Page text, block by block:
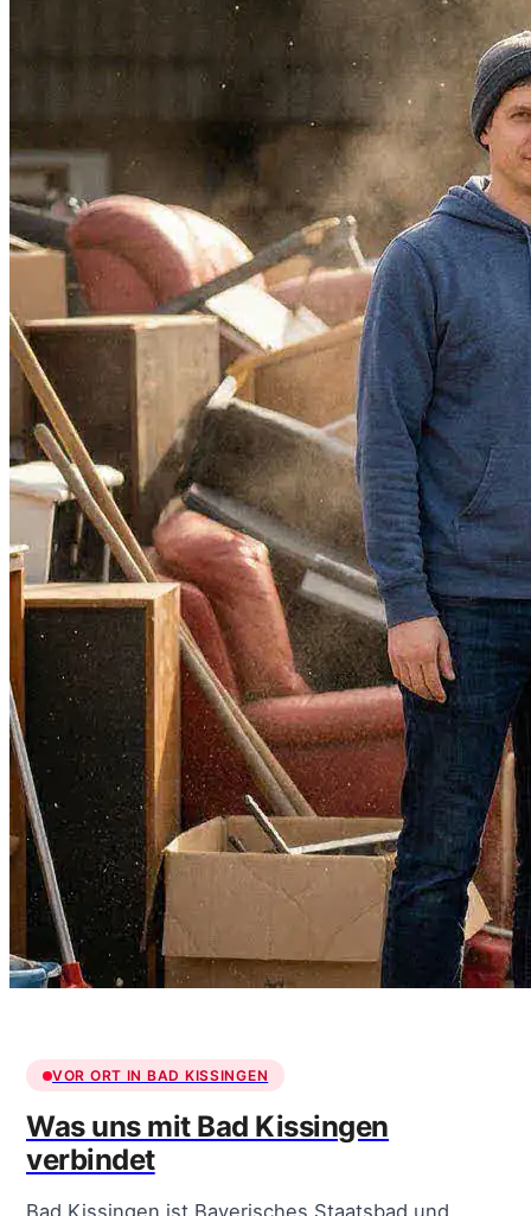
VOR ORT IN BAD KISSINGEN
Was uns mit Bad Kissingen
verbindet